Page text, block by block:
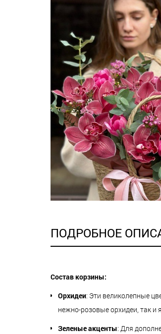
ПОДРОБНОЕ
Состав корзины:
Орхидеи: Эти великолепные
нежно-розовые орхидеи, так
Зеленые акценты: Для